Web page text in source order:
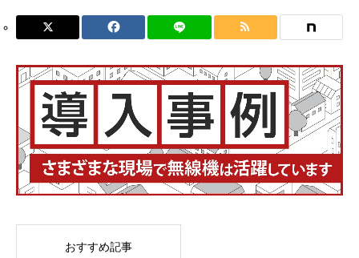
おすすめ記事